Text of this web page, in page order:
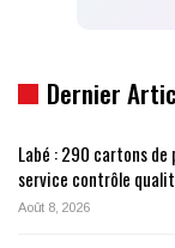
Dernier
Labé : 290 cartons
service contrôle
Août 8, 2026